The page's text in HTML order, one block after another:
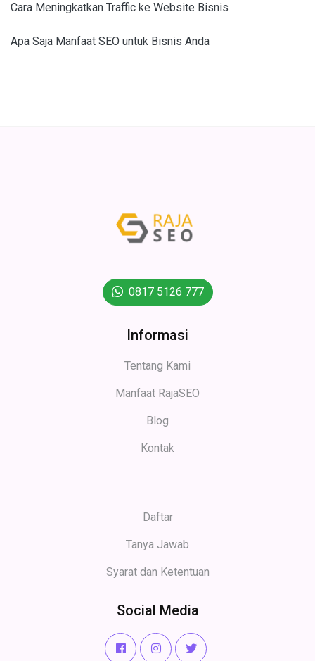
Cara Meningkatkan Traffic ke Website Bisnis
Apa Saja Manfaat SEO untuk Bisnis Anda
0817 5126 777
Informasi
Tentang Kami
Manfaat RajaSEO
Blog
Kontak
Daftar
Tanya Jawab
Syarat dan Ketentuan
Social Media